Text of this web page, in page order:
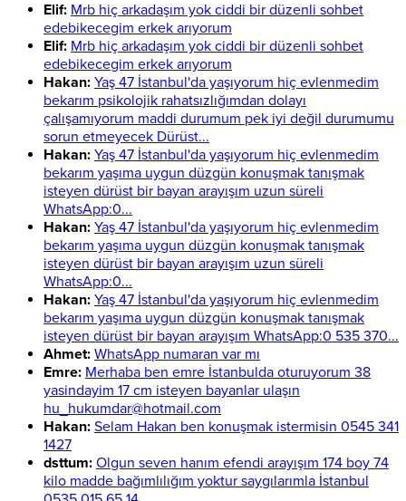
Elif: Mrb hiç arkadaşım yok ciddi bir düzenli sohbet
edebikecegim erkek arıyorum
Elif: Mrb hiç arkadaşım yok ciddi bir düzenli sohbet
edebikecegim erkek arıyorum
Hakan: Yaş 47 İstanbul'da yaşıyorum hiç evlenmedim
bekarım psikolojik rahatsızlığımdan dolayı
çalışamıyorum maddi durumum pek iyi değil durumumu
sorun etmeyecek Dürüst...
Hakan: Yaş 47 İstanbul'da yaşıyorum hiç evlenmedim
bekarım yaşıma uygun düzgün konuşmak tanışmak
isteyen dürüst bir bayan arayışım uzun süreli
WhatsApp:0...
Hakan: Yaş 47 İstanbul'da yaşıyorum hiç evlenmedim
bekarım yaşıma uygun düzgün konuşmak tanışmak
isteyen dürüst bir bayan arayışım uzun süreli
WhatsApp:0...
Hakan: Yaş 47 İstanbul'da yaşıyorum hiç evlenmedim
bekarım yaşıma uygun düzgün konuşmak tanışmak
isteyen dürüst bir bayan arayışım WhatsApp:0 535 370...
Ahmet: WhatsApp numaran var mı
Emre: Merhaba ben emre İstanbulda oturuyorum 38
yasindayim 17 cm isteyen bayanlar ulaşın
hu_hukumdar@hotmail.com
Hakan: Selam Hakan ben konuşmak istermisin 0545 341
1427
dsttum: Olgun seven hanım efendi arayışım 174 boy 74
kilo madde bağımlılığım yoktur saygılarımla İstanbul